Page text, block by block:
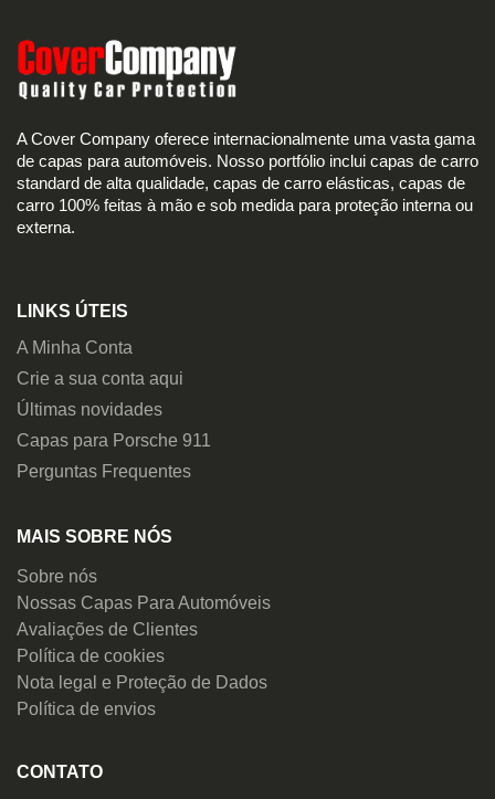
A Cover Company oferece internacionalmente uma vasta gama
de capas para automóveis. Nosso portfólio inclui capas de carro
standard de alta qualidade, capas de carro elásticas, capas de
carro 100% feitas à mão e sob medida para proteção interna ou
externa.
LINKS ÚTEIS
A Minha Conta
Crie a sua conta aqui
Últimas novidades
Capas para Porsche 911
Perguntas Frequentes
MAIS SOBRE NÓS
Sobre nós
Nossas Capas Para Automóveis
Avaliações de Clientes
Política de cookies
Nota legal e Proteção de Dados
Política de envios
CONTATO